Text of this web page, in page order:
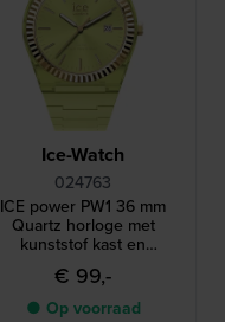
Ice-Watch
024763
ICE power PW1 36 mm
Quartz horloge met
kunststof kast en
roestvrijstalen geribbelde
lunette
€ 99,-
● Op voorraad